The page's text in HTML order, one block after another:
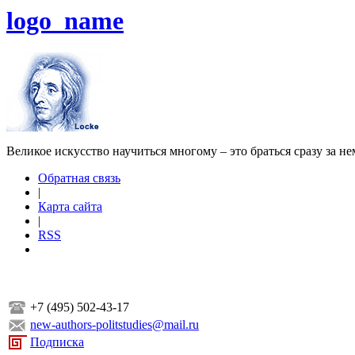
logo_name
Великое искусство научиться многому – это браться сразу за
Обратная связь
|
Карта сайта
|
RSS
+7 (495) 502-43-17
new-authors-politstudies@mail.ru
Подписка